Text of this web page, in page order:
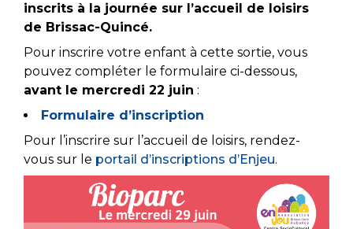
inscrits à la journée sur l’accueil de loisirs
de Brissac-Quincé.
Pour inscrire votre enfant à cette sortie, vous
pouvez compléter le formulaire ci-dessous,
avant le mercredi 22 juin :
Formulaire d’inscription
Pour l’inscrire sur l’accueil de loisirs, rendez-
vous sur le portail d’inscriptions d’Enjeu.